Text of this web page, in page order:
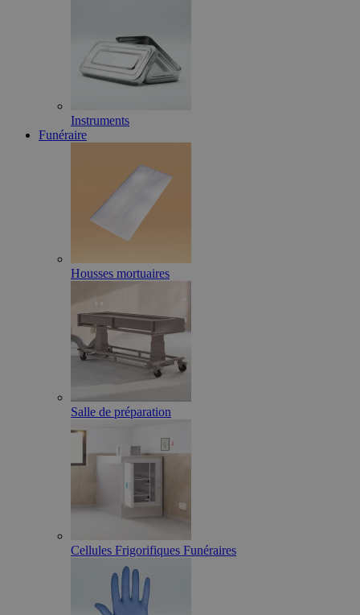
Instruments
Funéraire
Housses mortuaires
Salle de préparation
Cellules Frigorifiques Funéraires